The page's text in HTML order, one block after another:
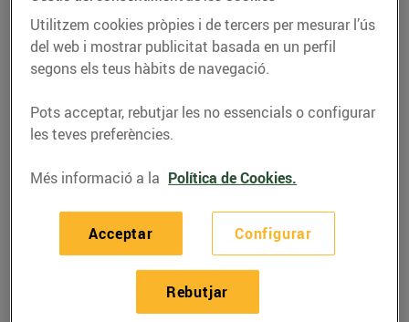
Sucs verds: salut a
glops
03/de maig/2017
batuts o sucs verdssón fàcils de prendre
Utilitzem cookies pròpies i de tercers per mesurar l’ús
del web i mostrar publicitat basada en un perfil
segons els teus hàbits de navegació.
Pots acceptar, rebutjar les no essencials o configurar
les teves preferències.
Més informació a la Política de Cookies.
Configurar
Rebutjar
Acceptar